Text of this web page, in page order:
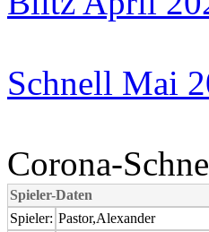
Schnell Mai
Corona-
Spieler-Daten
Spieler: Pastor,Alexander